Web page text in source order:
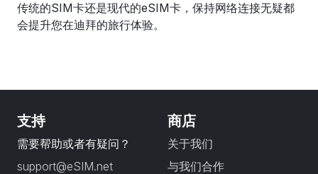
传统的SIM卡还是现代的eSIM卡，保持网络连接无疑都
会提升您在迪拜的旅行体验。
支持
需要帮助或者有疑问？
support@eSIM.net
商店
关于我们
与我们合作